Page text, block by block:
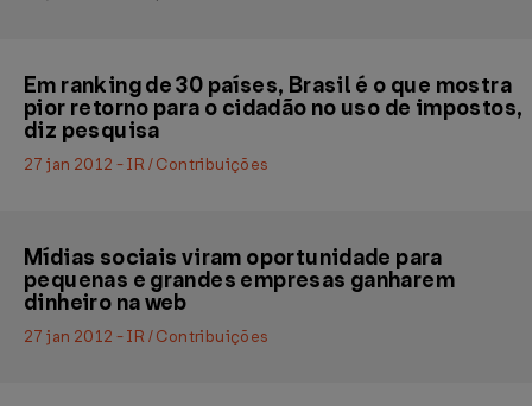
Em ranking de 30 países, Brasil é o que mostra
pior retorno para o cidadão no uso de impostos,
diz pesquisa
27 jan 2012 - IR / Contribuições
Mídias sociais viram oportunidade para
pequenas e grandes empresas ganharem
dinheiro na web
27 jan 2012 - IR / Contribuições